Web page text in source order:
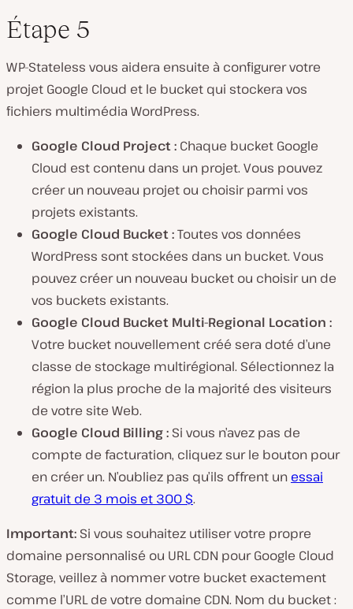
Étape 5
WP-Stateless vous aidera ensuite à configurer votre
projet Google Cloud et le bucket qui stockera vos
fichiers multimédia WordPress.
Google Cloud Project : Chaque bucket Google
Cloud est contenu dans un projet. Vous pouvez
créer un nouveau projet ou choisir parmi vos
projets existants.
Google Cloud Bucket :Toutes vos données
WordPress sont stockées dans un bucket. Vous
pouvez créer un nouveau bucket ou choisir un de
vos buckets existants.
Google Cloud Bucket Multi-Regional Location :
Votre bucket nouvellement créé sera doté d’une
classe de stockage multirégional. Sélectionnez la
région la plus proche de la majorité des visiteurs
de votre site Web.
Google Cloud Billing : Si vous n’avez pas de
compte de facturation, cliquez sur le bouton pour
en créer un. N’oubliez pas qu’ils offrent un essai
gratuit de 3 mois et 300 $.
Important: Si vous souhaitez utiliser votre propre
domaine personnalisé ou URL CDN pour Google Cloud
Storage, veillez à nommer votre bucket exactement
comme l’URL de votre domaine CDN. Nom du bucket :